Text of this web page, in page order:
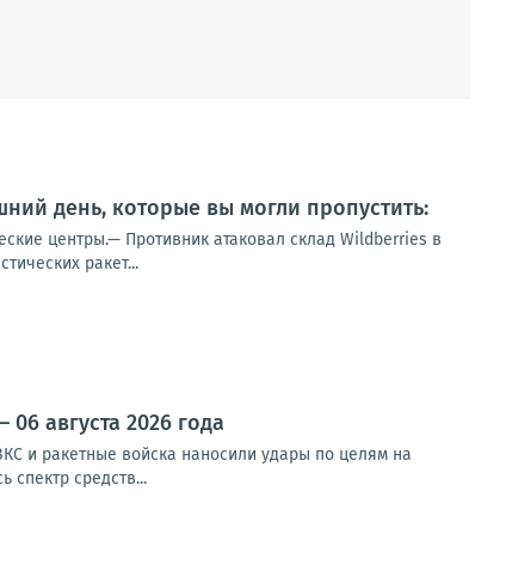
день, которые вы могли пропустить:
центры.— Противник атаковал склад Wildberries в
ракет...
августа 2026 года
и ракетные войска наносили удары по целям на
спектр средств...